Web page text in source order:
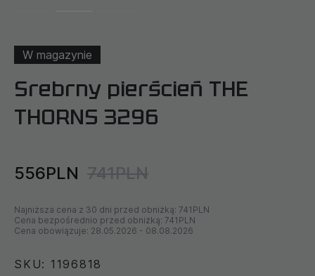
W magazynie
Srebrny pierścień THE
THORNS 3296
556PLN 741PLN
Najniższa cena z 30 dni przed obniżką: 741PLN
Cena bezpośrednio przed obniżką: 741PLN
Cena obowiązuje: 28.05.2026 - 08.08.2026
SKU: 1196818